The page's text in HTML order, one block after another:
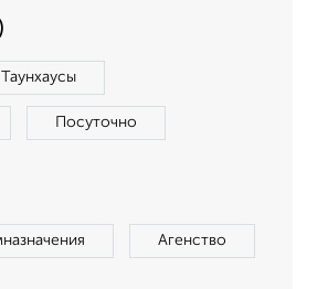
Таунхаусы
Посуточно
Агенство